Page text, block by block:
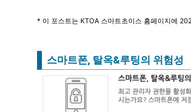
* 이 포스트는 KTOA 스마트초이스 홈페이지에
스마트폰, 탈옥&루팅의 위험성